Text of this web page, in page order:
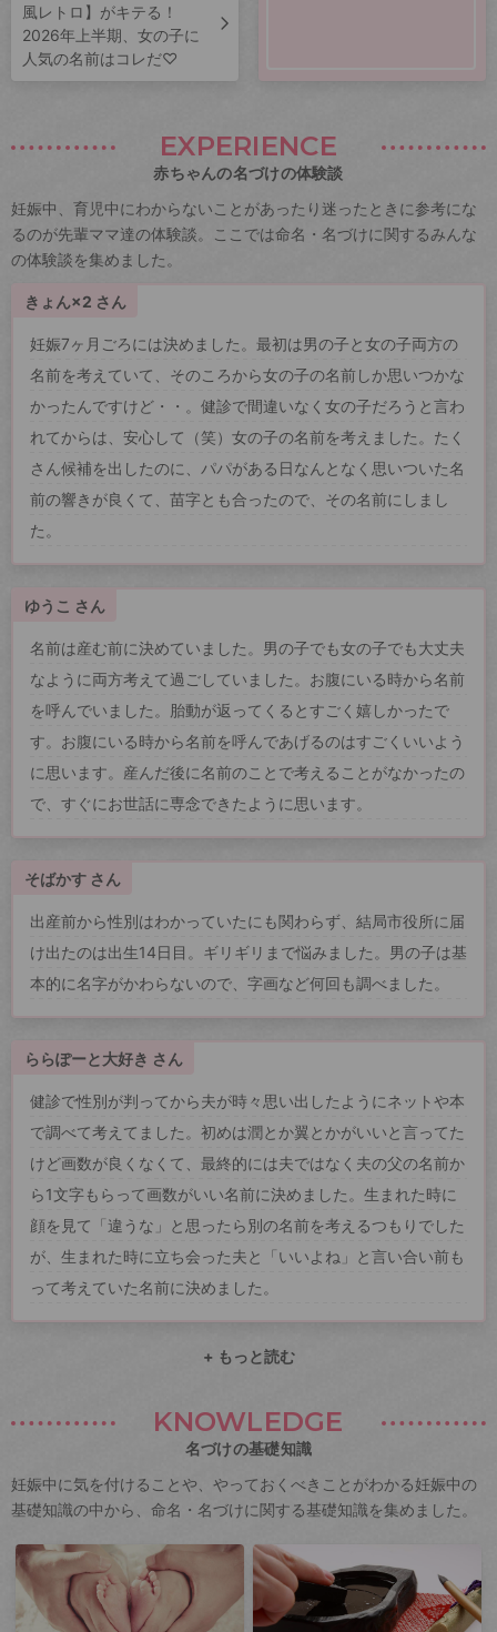
風レトロ】がキテる！
2026年上半期、女の子に
人気の名前はコレだ♡
EXPERIENCE
赤ちゃんの名づけの体験談
妊娠中、育児中にわからないことがあったり迷ったときに参考にな
るのが先輩ママ達の体験談。ここでは命名・名づけに関するみんな
の体験談を集めました。
きょん×2 さん
妊娠7ヶ月ごろには決めました。最初は男の子と女の子両方の
名前を考えていて、そのころから女の子の名前しか思いつかな
かったんですけど・・。健診で間違いなく女の子だろうと言わ
れてからは、安心して（笑）女の子の名前を考えました。たく
さん候補を出したのに、パパがある日なんとなく思いついた名
前の響きが良くて、苗字とも合ったので、その名前にしまし
た。
ゆうこ さん
名前は産む前に決めていました。男の子でも女の子でも大丈夫
なように両方考えて過ごしていました。お腹にいる時から名前
を呼んでいました。胎動が返ってくるとすごく嬉しかったで
す。お腹にいる時から名前を呼んであげるのはすごくいいよう
に思います。産んだ後に名前のことで考えることがなかったの
で、すぐにお世話に専念できたように思います。
そばかす さん
出産前から性別はわかっていたにも関わらず、結局市役所に届
け出たのは出生14日目。ギリギリまで悩みました。男の子は基
本的に名字がかわらないので、字画など何回も調べました。
ららぽーと大好き さん
健診で性別が判ってから夫が時々思い出したようにネットや本
で調べて考えてました。初めは潤とか翼とかがいいと言ってた
けど画数が良くなくて、最終的には夫ではなく夫の父の名前か
ら1文字もらって画数がいい名前に決めました。生まれた時に
顔を見て「違うな」と思ったら別の名前を考えるつもりでした
が、生まれた時に立ち会った夫と「いいよね」と言い合い前も
って考えていた名前に決めました。
+ もっと読む
KNOWLEDGE
名づけの基礎知識
妊娠中に気を付けることや、やっておくべきことがわかる妊娠中の
基礎知識の中から、命名・名づけに関する基礎知識を集めました。